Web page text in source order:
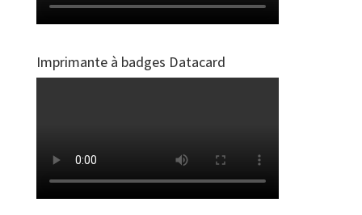
Imprimante à badges Datacard